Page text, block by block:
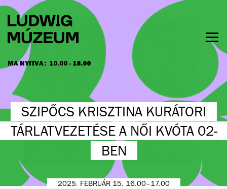
Ugrás
tartalomra
MA NYITVA: 10.00 - 18.00
NYITVATARTÁS ÉS JEGYÁRAK
SZIPŐCS KRISZTINA KURÁTORI
TÁRLATVEZETÉSE A NŐI KVÓTA 02-
BEN
2025. FEBRUÁR 15. 16.00–17.00